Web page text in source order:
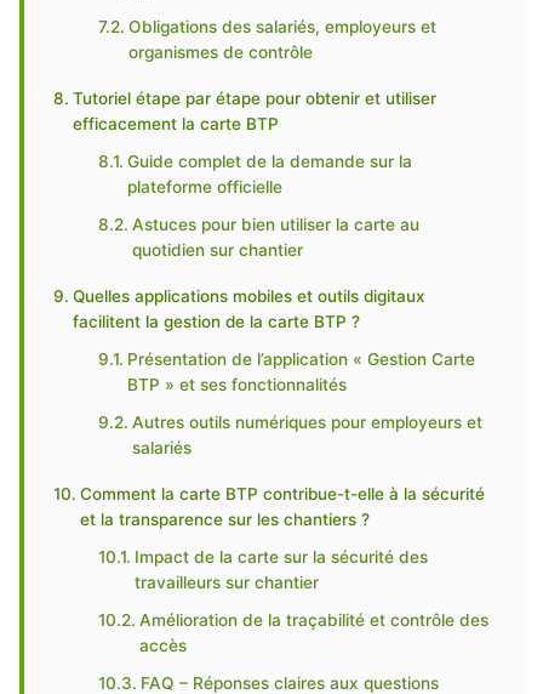
Obligations des salariés, employeurs et
organismes de contrôle
Tutoriel étape par étape pour obtenir et utiliser
efficacement la carte BTP
Guide complet de la demande sur la
plateforme officielle
Astuces pour bien utiliser la carte au
quotidien sur chantier
Quelles applications mobiles et outils digitaux
facilitent la gestion de la carte BTP ?
Présentation de l’application « Gestion Carte
BTP » et ses fonctionnalités
Autres outils numériques pour employeurs et
salariés
Comment la carte BTP contribue-t-elle à la sécurité
et la transparence sur les chantiers ?
Impact de la carte sur la sécurité des
travailleurs sur chantier
Amélioration de la traçabilité et contrôle des
accès
FAQ – Réponses claires aux questions